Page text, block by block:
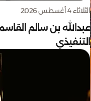
الثلاثاء 4 أغسطس 2026
عبدالله بن سالم
التنفيذي